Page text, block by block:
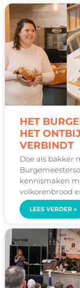
HET
HET
VERBINDT
Doe als bakker
kennismaken
volkorenbrood
LEES VERDER »